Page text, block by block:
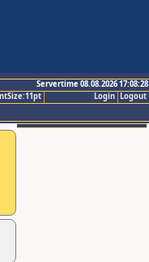
Servertime 08.08.2026 17:08:28
Logout
Login